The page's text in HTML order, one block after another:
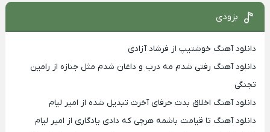
بزودی
دانلود آهنگ خوشتیپ از فرشاد آزادی
دانلود آهنگ رفتی شدم مه درب و داغان شدم مثل جنازه از رامین
تجنگی
دانلود آهنگ اخلاق بدت حرفای آخرت تبدیل شده از امیر لیام
دانلود آهنگ تا قیامت باشمه هرچی که دادی یادگاری از امیر لیام